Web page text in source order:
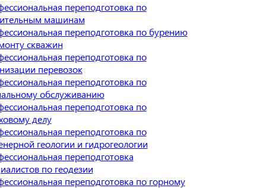
переподготовка по
машинам
переподготовка по бурению
скважин
переподготовка по
перевозок
переподготовка по
обслуживанию
переподготовка по
делу
переподготовка по
геологии и гидрогеологии
переподготовка
по геодезии
переподготовка по горному